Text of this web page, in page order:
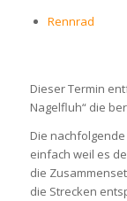
Rennrad
Dieser Termin
Nagelfluh“ die
Die
einfach weil es
die
die Strecken